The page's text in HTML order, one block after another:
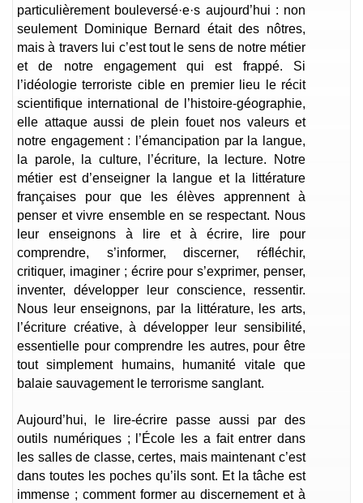
particulièrement bouleversé·e·s aujourd’hui : non
seulement Dominique Bernard était des nôtres,
mais à travers lui c’est tout le sens de notre métier
et de notre engagement qui est frappé. Si
l’idéologie terroriste cible en premier lieu le récit
scientifique international de l’histoire-géographie,
elle attaque aussi de plein fouet nos valeurs et
notre engagement : l’émancipation par la langue,
la parole, la culture, l’écriture, la lecture. Notre
métier est d’enseigner la langue et la littérature
françaises pour que les élèves apprennent à
penser et vivre ensemble en se respectant. Nous
leur enseignons à lire et à écrire, lire pour
comprendre, s’informer, discerner, réfléchir,
critiquer, imaginer ; écrire pour s’exprimer, penser,
inventer, développer leur conscience, ressentir.
Nous leur enseignons, par la littérature, les arts,
l’écriture créative, à développer leur sensibilité,
essentielle pour comprendre les autres, pour être
tout simplement humains, humanité vitale que
balaie sauvagement le terrorisme sanglant.
Aujourd’hui, le lire-écrire passe aussi par des
outils numériques ; l’École les a fait entrer dans
les salles de classe, certes, mais maintenant c’est
dans toutes les poches qu’ils sont. Et la tâche est
immense ; comment former au discernement et à